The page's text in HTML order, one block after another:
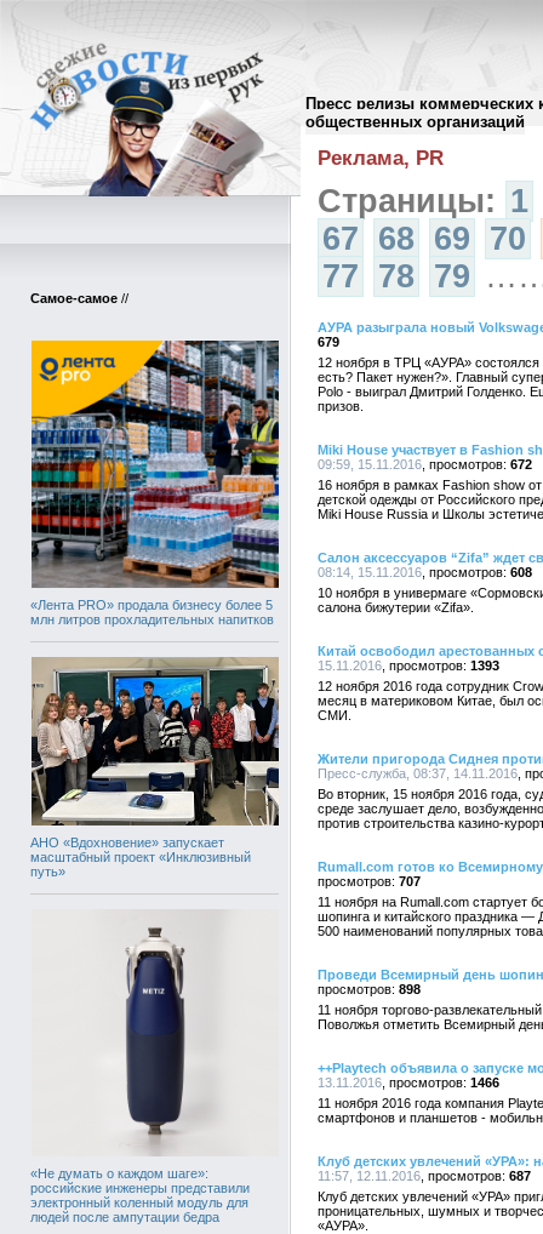
Пресс релизы коммерческих
общественных организаций
Самое-самое //
«Лента PRO» продала бизнесу более 5
млн литров прохладительных напитков
АНО «Вдохновение» запускает
масштабный проект «Инклюзивный
путь»
«Не думать о каждом шаге»:
российские инженеры представили
электронный коленный модуль для
людей после ампутации бедра
Архив пресс-релизов//
Реклама, PR
Страницы: 1
67 68 69 70
77 78 79
АУРА разыграла новый
679
12 ноября в ТРЦ «АУРА»
есть? Пакет нужен?». Главный
Polo - выиграл Дмитрий Голденко.
призов.
Miki House участвует в Fashion
09:59, 15.11.2016
672
16 ноября в рамках Fashion show
детской одежды от Российского
Miki House Russia и Школы
Салон аксессуаров “Zifa” ждет
08:14, 15.11.2016
608
10 ноября в универмаге
салона бижутерии «Zifa».
Китай освободил арестованных
15.11.2016
1393
12 ноября 2016 года сотрудник
месяц в материковом Китае, был
СМИ.
Жители пригорода Сиднея
Пресс-служба, 08:37, 14.11.2016
Во вторник, 15 ноября 2016 года,
среде заслушает дело,
против строительства казино-
Rumall.com готов ко
707
11 ноября на Rumall.com стартует
шопинга и китайского праздника —
500 наименований популярных
Проведи Всемирный день
898
11 ноября торгово-
Поволжья отметить Всемирный
++Playtech объявила о запуске
13.11.2016
1466
11 ноября 2016 года компания
смартфонов и планшетов -
Клуб детских увлечений
11:57, 12.11.2016
687
Клуб детских увлечений «УРА»
проницательных, шумных и
«АУРА».